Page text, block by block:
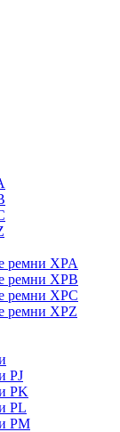
ремни XPA
ремни XPB
ремни XPC
ремни XPZ
PJ
PK
PL
PM